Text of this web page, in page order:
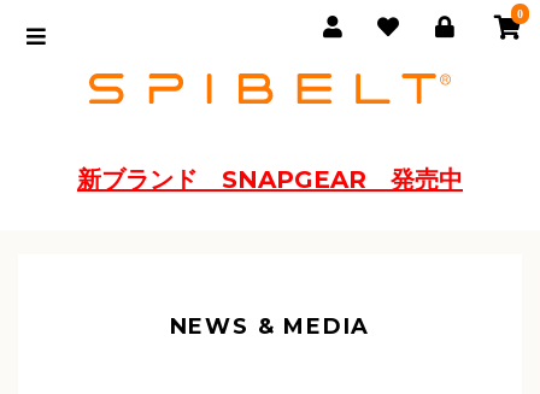
0
新ブランド SNAPGEAR 発売中
NEWS & MEDIA